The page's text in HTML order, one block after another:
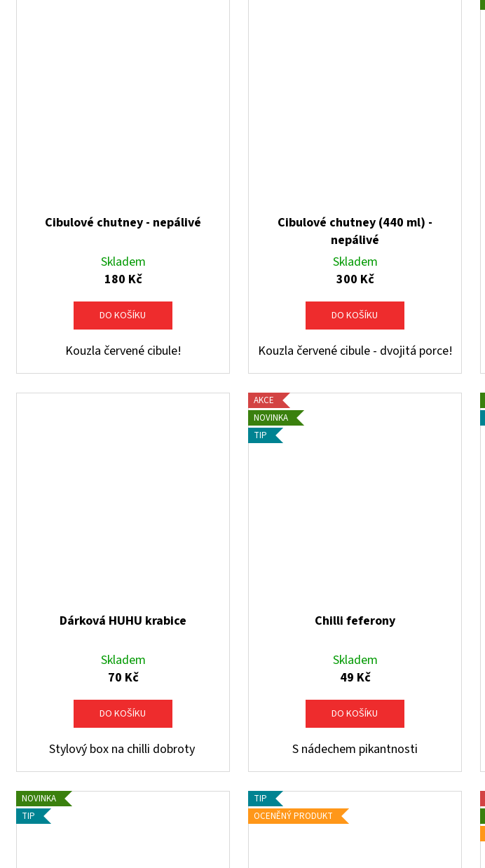
Cibulové chutney - nepálivé
Skladem
180 Kč
DO KOŠÍKU
Kouzla červené cibule!
Cibulové chutney (440 ml) -
nepálivé
Skladem
300 Kč
DO KOŠÍKU
Kouzla červené cibule - dvojitá porce!
Dárková HUHU krabice
Skladem
70 Kč
DO KOŠÍKU
Stylový box na chilli dobroty
AKCE
NOVINKA
TIP
Chilli feferony
Skladem
49 Kč
DO KOŠÍKU
S nádechem pikantnosti
NOVINKA
TIP
TIP
OCENĚNÝ PRODUKT